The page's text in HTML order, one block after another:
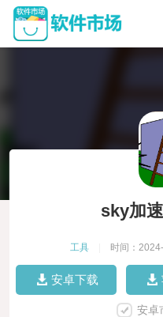
sky加
工具 时间：
安卓下载
安卓